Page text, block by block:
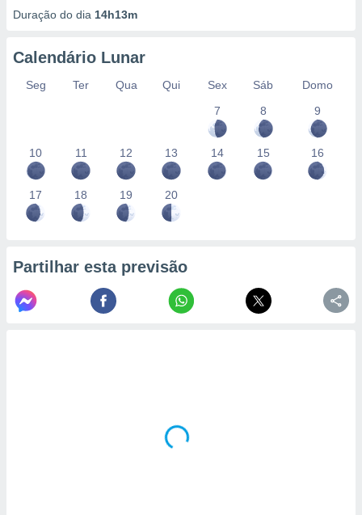
Duração do dia 14h13m
Calendário Lunar
Seg Ter Qua Qui Sex Sáb
Domo
7
8 9
10 11 12 13 14 15 16
17 18 19 20
Partilhar esta previsão